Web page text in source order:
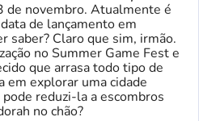
de novembro. Atualmente é
de lançamento em
saber? Claro que sim, irmão.
no Summer Game Fest e
que arrasa todo tipo de
em explorar uma cidade
reduzi-la a escombros
no chão?